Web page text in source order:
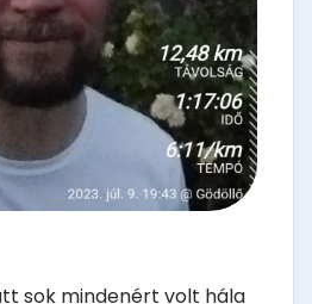
sok mindenért volt hála